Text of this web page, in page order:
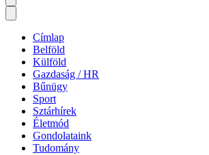
Címlap
Belföld
Külföld
Gazdaság / HR
Bűnügy
Sport
Sztárhírek
Életmód
Gondolataink
Tudomány